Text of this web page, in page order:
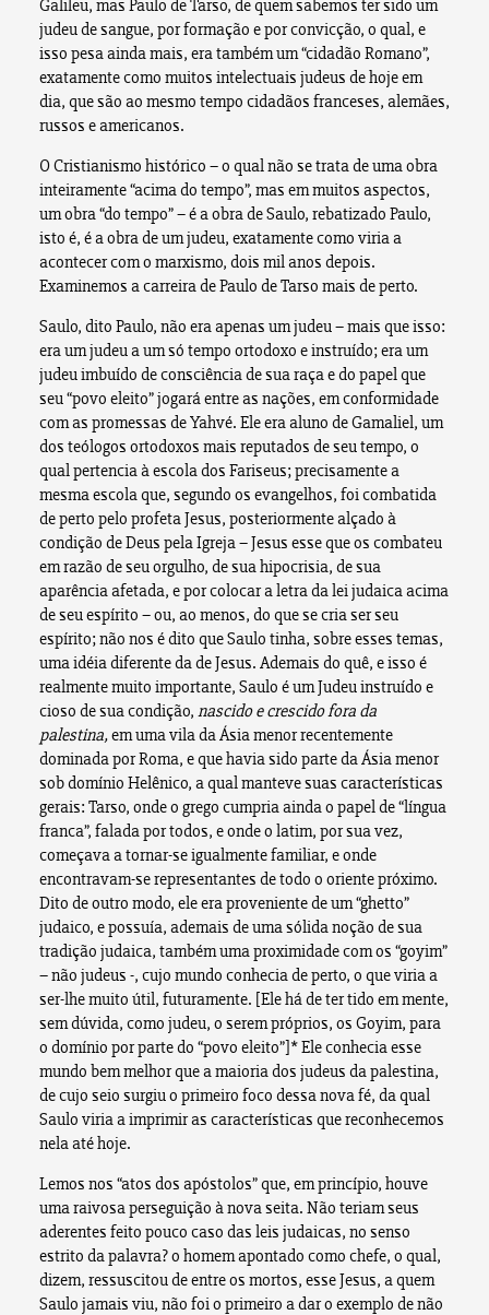
Galileu, mas Paulo de Tarso, de quem sabemos ter sido um
judeu de sangue, por formação e por convicção, o qual, e
isso pesa ainda mais, era também um “cidadão Romano”,
exatamente como muitos intelectuais judeus de hoje em
dia, que são ao mesmo tempo cidadãos franceses, alemães,
russos e americanos.
O Cristianismo histórico – o qual não se trata de uma obra
inteiramente “acima do tempo”, mas em muitos aspectos,
um obra “do tempo” – é a obra de Saulo, rebatizado Paulo,
isto é, é a obra de um judeu, exatamente como viria a
acontecer com o marxismo, dois mil anos depois.
Examinemos a carreira de Paulo de Tarso mais de perto.
Saulo, dito Paulo, não era apenas um judeu – mais que isso:
era um judeu a um só tempo ortodoxo e instruído; era um
judeu imbuído de consciência de sua raça e do papel que
seu “povo eleito” jogará entre as nações, em conformidade
com as promessas de Yahvé. Ele era aluno de Gamaliel, um
dos teólogos ortodoxos mais reputados de seu tempo, o
qual pertencia à escola dos Fariseus; precisamente a
mesma escola que, segundo os evangelhos, foi combatida
de perto pelo profeta Jesus, posteriormente alçado à
condição de Deus pela Igreja – Jesus esse que os combateu
em razão de seu orgulho, de sua hipocrisia, de sua
aparência afetada, e por colocar a letra da lei judaica acima
de seu espírito – ou, ao menos, do que se cria ser seu
espírito; não nos é dito que Saulo tinha, sobre esses temas,
uma idéia diferente da de Jesus. Ademais do quê, e isso é
realmente muito importante, Saulo é um Judeu instruído e
cioso de sua condição, nascido e crescido fora da
palestina,em uma vila da Ásia menor recentemente
dominada por Roma, e que havia sido parte da Ásia menor
sob domínio Helênico, a qual manteve suas características
gerais: Tarso, onde o grego cumpria ainda o papel de “língua
franca”, falada por todos, e onde o latim, por sua vez,
começava a tornar-se igualmente familiar, e onde
encontravam-se representantes de todo o oriente próximo.
Dito de outro modo, ele era proveniente de um “ghetto”
judaico, e possuía, ademais de uma sólida noção de sua
tradição judaica, também uma proximidade com os “goyim”
– não judeus -, cujo mundo conhecia de perto, o que viria a
ser-lhe muito útil, futuramente. [Ele há de ter tido em mente,
sem dúvida, como judeu, o serem próprios, os Goyim, para
o domínio por parte do “povo eleito”]* Ele conhecia esse
mundo bem melhor que a maioria dos judeus da palestina,
de cujo seio surgiu o primeiro foco dessa nova fé, da qual
Saulo viria a imprimir as características que reconhecemos
nela até hoje.
Lemos nos “atos dos apóstolos” que, em princípio, houve
uma raivosa perseguição à nova seita. Não teriam seus
aderentes feito pouco caso das leis judaicas, no senso
estrito da palavra? o homem apontado como chefe, o qual,
dizem, ressuscitou de entre os mortos, esse Jesus, a quem
Saulo jamais viu, não foi o primeiro a dar o exemplo de não